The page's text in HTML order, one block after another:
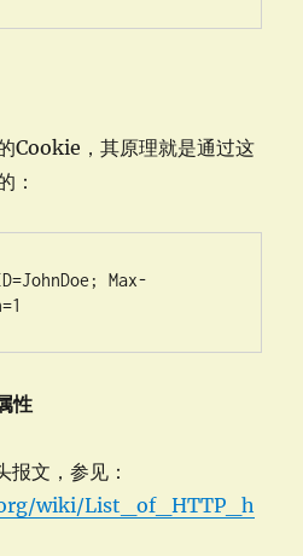
Cookie，其原理就是通过这
：
Max-
性
文，参见：
wiki/List_of_HTTP_h